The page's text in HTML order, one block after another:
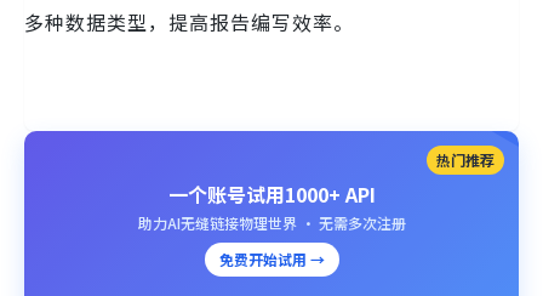
多种数据类型，提高报告编写效率。
热门推荐
一个账号试用1000+ API
助力AI无缝链接物理世界 · 无需多次注册
免费开始试用 →